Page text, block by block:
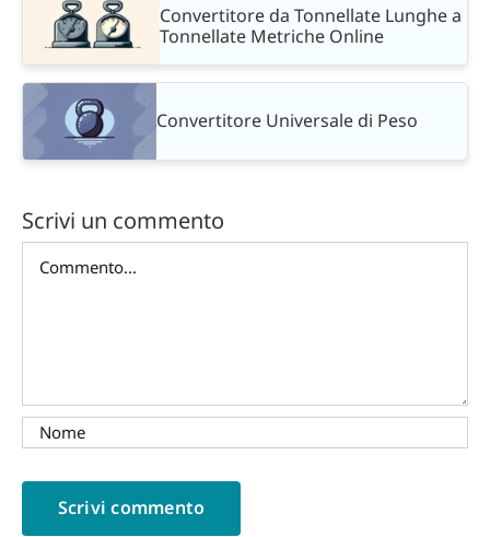
Convertitore da Tonnellate Lunghe a
Tonnellate Metriche Online
Convertitore Universale di Peso
Scrivi un commento